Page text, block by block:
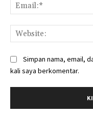
Simpan nama, email,
kali saya berkomentar.